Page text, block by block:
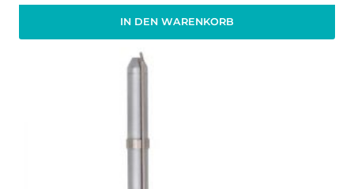
Zzgl. 19% MwSt.
IN DEN WARENKORB